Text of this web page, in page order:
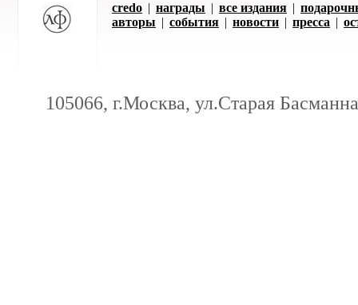
credo | награды | все издания |
авторы | события | новости | пресса |
105066, г.Москва, ул.Старая